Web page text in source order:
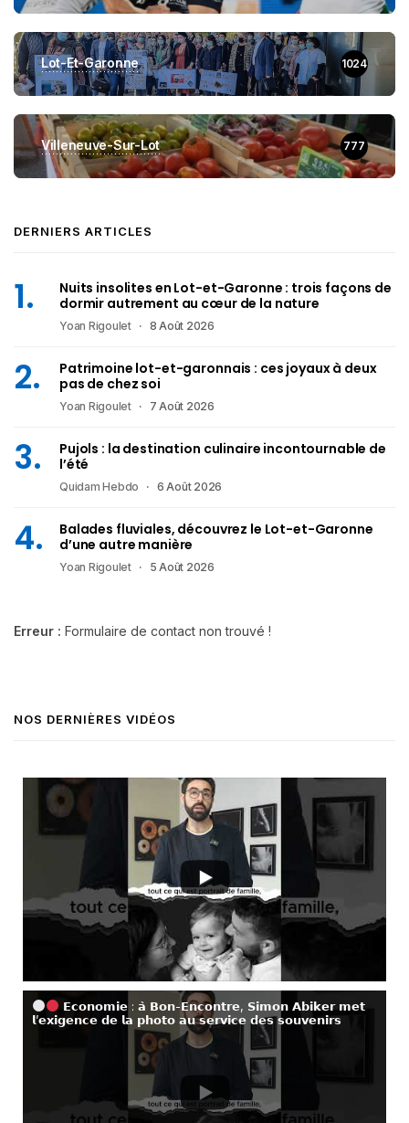
Lot-Et-Garonne 1024
Villeneuve-Sur-Lot 777
DERNIERS ARTICLES
Nuits insolites en Lot-et-Garonne : trois façons de
dormir autrement au cœur de la nature
Yoan Rigoulet 8 Août 2026
Patrimoine lot-et-garonnais : ces joyaux à deux
pas de chez soi
Yoan Rigoulet 7 Août 2026
Pujols : la destination culinaire incontournable de
l’été
Quidam Hebdo 6 Août 2026
Balades fluviales, découvrez le Lot-et-Garonne
d’une autre manière
Yoan Rigoulet 5 Août 2026
Erreur : Formulaire de contact non trouvé !
NOS DERNIÈRES VIDÉOS
𝗘𝗰𝗼𝗻𝗼𝗺𝗶𝗲 : 𝗮̀ 𝗕𝗼𝗻-𝗘𝗻𝗰𝗼𝗻𝘁𝗿𝗲, 𝗦𝗶𝗺𝗼𝗻 𝗔𝗯𝗶𝗸𝗲𝗿 𝗺𝗲𝘁
𝗹’𝗲𝘅𝗶𝗴𝗲𝗻𝗰𝗲 𝗱𝗲 𝗹𝗮 𝗽𝗵𝗼𝘁𝗼 𝗮𝘂 𝘀𝗲𝗿𝘃𝗶𝗰𝗲 𝗱𝗲𝘀 𝘀𝗼𝘂𝘃𝗲𝗻𝗶𝗿𝘀